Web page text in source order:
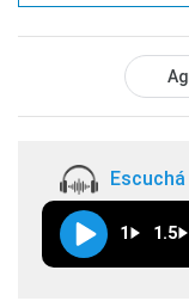
1 1.5